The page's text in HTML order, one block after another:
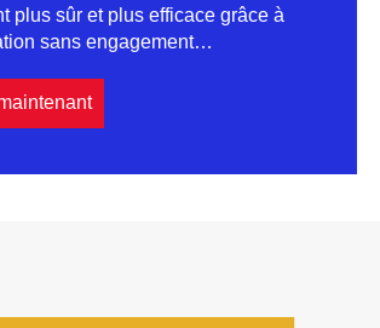
plus sûr et plus efficace grâce à
sans engagement…